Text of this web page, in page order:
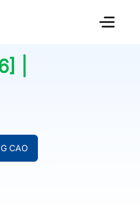
] |
CAO